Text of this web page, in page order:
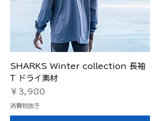
SHARKS Winter collection 長袖
T ドライ素材
価格
￥3,980
消費税抜き